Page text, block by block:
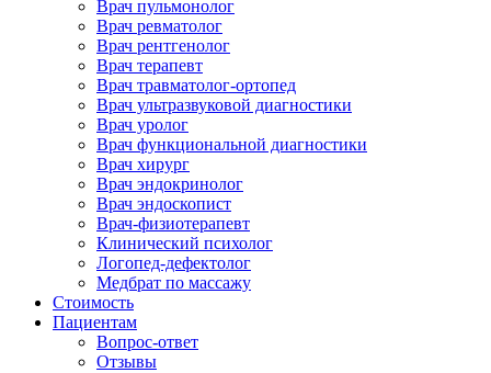
Врач пульмонолог
Врач ревматолог
Врач рентгенолог
Врач терапевт
Врач травматолог-ортопед
Врач ультразвуковой диагностики
Врач уролог
Врач функциональной диагностики
Врач хирург
Врач эндокринолог
Врач эндоскопист
Врач-физиотерапевт
Клинический психолог
Логопед-дефектолог
Медбрат по массажу
Стоимость
Пациентам
Вопрос-ответ
Отзывы